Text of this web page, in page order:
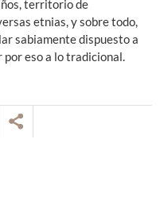
territorio de
etnias, y sobre todo,
sabiamente dispuesto a
eso a lo tradicional.